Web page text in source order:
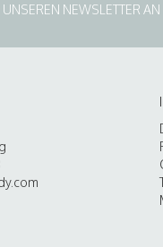
NEWSLETTER AN